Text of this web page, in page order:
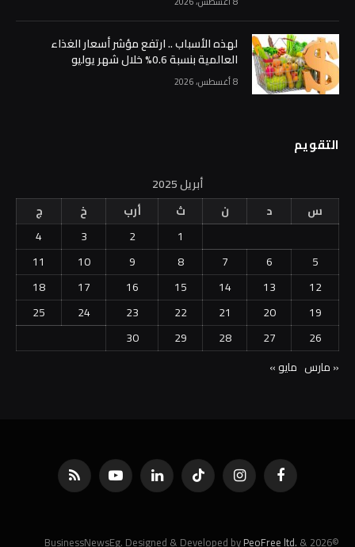
لهذه الأسباب .. ارتفع مؤشر أسعار الغذاء
العالمية بنسبة 0.6% خلال شهر يوليو
8 أغسطس، 2026
التقويم
أبريل 2025
س
د ن ث أرب خ
ج
1
2
3
4
5
6
7
8
9
10
11
12
13
14
15
16
17
18
19
20
21
22
23
24
25
26
27
28
29
30
« مارس مايو »
فيسبوك الانستغرامتيكتوك لينكدإن يوتيوب RSS
©2026 BusinessNewsEg. Designed & Developed by
PeoFree ltd. &